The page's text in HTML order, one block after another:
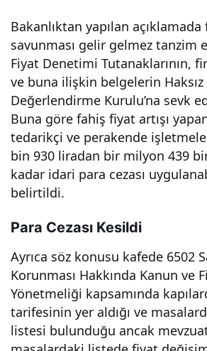
Bakanlıktan yapılan açıklamada
savunması gelir gelmez tanzim
Fiyat Denetimi Tutanaklarının,
ve buna ilişkin belgelerin Haksız
Değerlendirme Kurulu’na sevk
Buna göre fahiş fiyat artışı
tedarikçi ve perakende
bin 930 liradan bir milyon 439
kadar idari para cezası
belirtildi.
Para Cezası Kesildi
Ayrıca söz konusu kafede 6502
Korunması Hakkında Kanun ve
Yönetmeliği kapsamında
tarifesinin yer aldığı ve
listesi bulunduğu ancak